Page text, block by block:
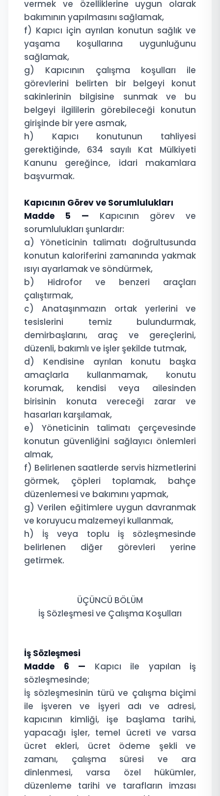
vermek ve özelliklerine uygun olarak
bakımının yapılmasını sağlamak,
f) Kapıcı için ayrılan konutun sağlık ve
yaşama koşullarına uygunluğunu
sağlamak,
g) Kapıcının çalışma koşulları ile
görevlerini belirten bir belgeyi konut
sakinlerinin bilgisine sunmak ve bu
belgeyi ilgililerin görebileceği konutun
girişinde bir yere asmak,
h) Kapıcı konutunun tahliyesi
gerektiğinde, 634 sayılı Kat Mülkiyeti
Kanunu gereğince, idari makamlara
başvurmak.
Kapıcının Görev ve Sorumlulukları
Madde 5 — Kapıcının görev ve
sorumlulukları şunlardır:
a) Yöneticinin talimatı doğrultusunda
konutun kaloriferini zamanında yakmak
ısıyı ayarlamak ve söndürmek,
b) Hidrofor ve benzeri araçları
çalıştırmak,
c) Anataşınmazın ortak yerlerini ve
tesislerini temiz bulundurmak,
demirbaşlarını, araç ve gereçlerini,
düzenli, bakımlı ve işler şekilde tutmak,
d) Kendisine ayrılan konutu başka
amaçlarla kullanmamak, konutu
korumak, kendisi veya ailesinden
birisinin konuta vereceği zarar ve
hasarları karşılamak,
e) Yöneticinin talimatı çerçevesinde
konutun güvenliğini sağlayıcı önlemleri
almak,
f) Belirlenen saatlerde servis hizmetlerini
görmek, çöpleri toplamak, bahçe
düzenlemesi ve bakımını yapmak,
g) Verilen eğitimlere uygun davranmak
ve koruyucu malzemeyi kullanmak,
h) İş veya toplu iş sözleşmesinde
belirlenen diğer görevleri yerine
getirmek.
ÜÇÜNCÜ BÖLÜM
İş Sözleşmesi ve Çalışma Koşulları
İş Sözleşmesi
Madde 6 — Kapıcı ile yapılan iş
sözleşmesinde;
İş sözleşmesinin türü ve çalışma biçimi
ile işveren ve işyeri adı ve adresi,
kapıcının kimliği, işe başlama tarihi,
yapacağı işler, temel ücreti ve varsa
ücret ekleri, ücret ödeme şekli ve
zamanı, çalışma süresi ve ara
dinlenmesi, varsa özel hükümler,
düzenleme tarihi ve tarafların imzası